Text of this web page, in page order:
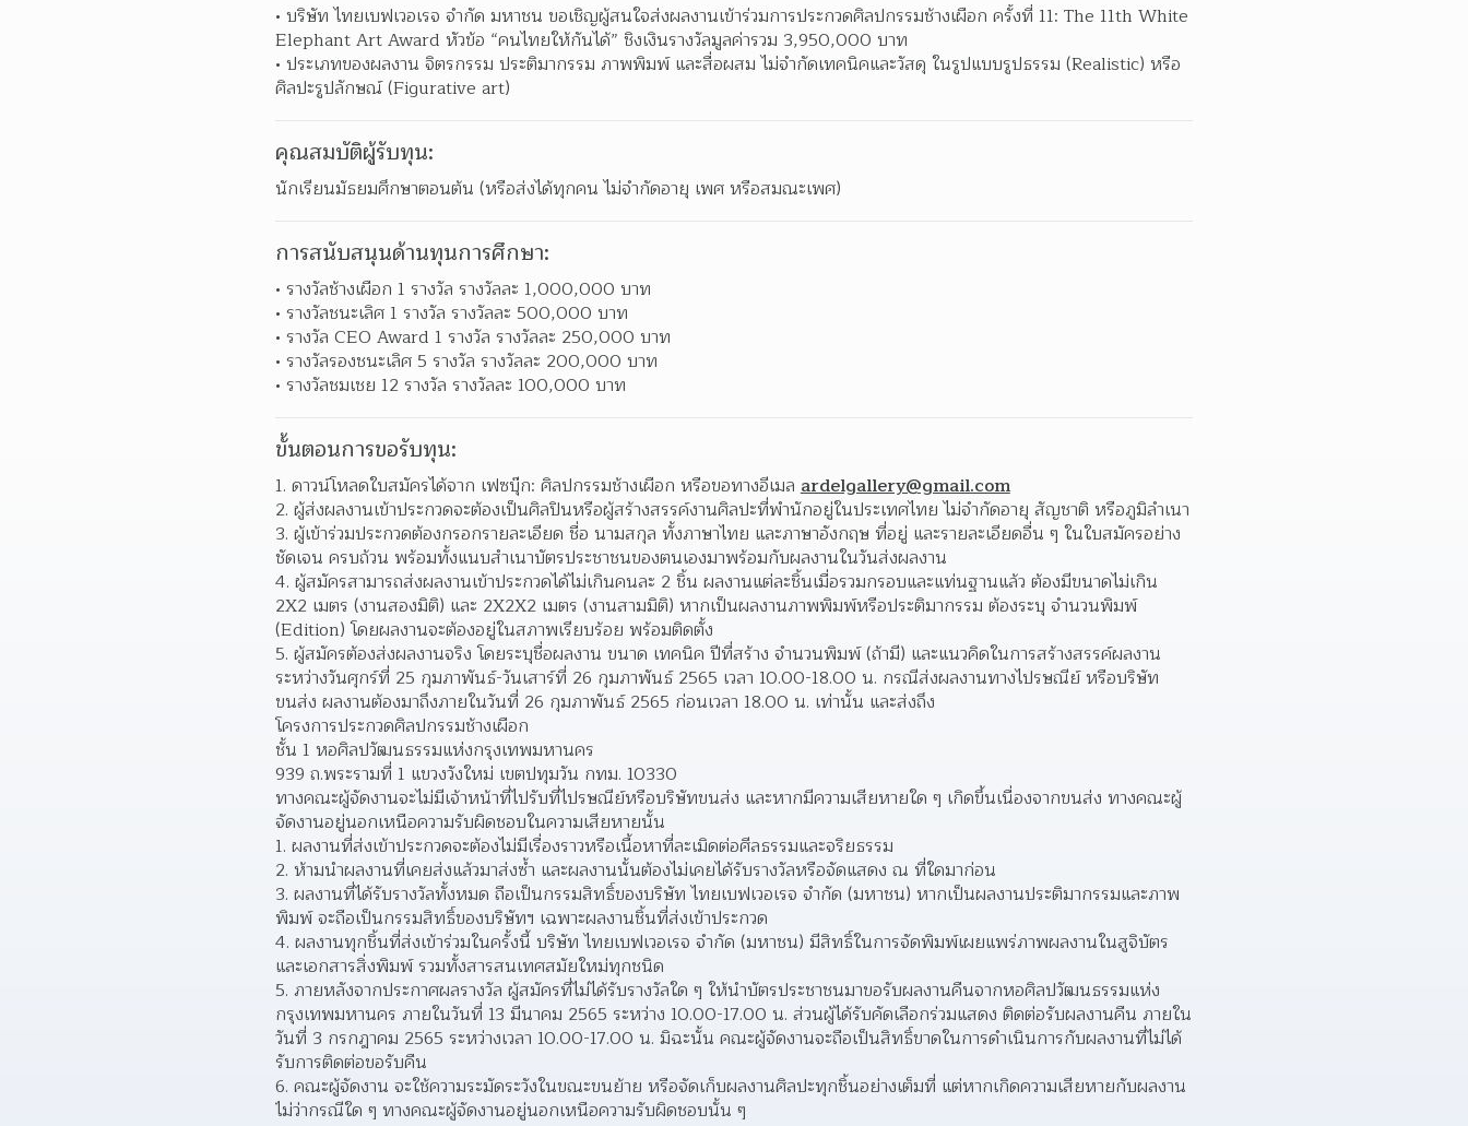
บริษัท ไทยเบฟเวอเรจ จำกัด มหาชน ขอเชิญผู้สนใจส่งผลงานเข้าร่วมการประกวดศิลปกรรมช้างเผือก ครั้งที่ 11: The 11th White
Elephant Art Award หัวข้อ “คนไทยให้กันได้” ชิงเงินรางวัลมูลค่ารวม 3,950,000 บาท
ประเภทของผลงาน จิตรกรรม ประติมากรรม ภาพพิมพ์ และสื่อผสม ไม่จำกัดเทคนิคและวัสดุ ในรูปแบบรูปธรรม (Realistic) หรือ
ศิลปะรูปลักษณ์ (Figurative art)
คุณสมบัติผู้รับทุน:
นักเรียนมัธยมศึกษาตอนต้น (หรือส่งได้ทุกคน ไม่จำกัดอายุ เพศ หรือสมณะเพศ)
การสนับสนุนด้านทุนการศึกษา:
รางวัลช้างเผือก 1 รางวัล รางวัลละ 1,000,000 บาท
รางวัลชนะเลิศ 1 รางวัล รางวัลละ 500,000 บาท
รางวัล CEO Award 1 รางวัล รางวัลละ 250,000 บาท
รางวัลรองชนะเลิศ 5 รางวัล รางวัลละ 200,000 บาท
รางวัลชมเชย 12 รางวัล รางวัลละ 100,000 บาท
ขั้นตอนการขอรับทุน:
ดาวน์โหลดใบสมัครได้จาก เฟซบุ๊ก: ศิลปกรรมช้างเผือก หรือขอทางอีเมล ardelgallery@gmail.com
ผู้เข้าร่วมประกวดต้องกรอกรายละเอียด ชื่อ นามสกุล ทั้งภาษาไทย และภาษาอังกฤษ ที่อยู่ และรายละเอียดอื่น ๆ ในใบสมัครอย่าง
ชัดเจน ครบถ้วน พร้อมทั้งแนบสำเนาบัตรประชาชนของตนเองมาพร้อมกับผลงานในวันส่งผลงาน
ผู้สมัครสามารถส่งผลงานเข้าประกวดได้ไม่เกินคนละ 2 ชิ้น ผลงานแต่ละชิ้นเมื่อรวมกรอบและแท่นฐานแล้ว ต้องมีขนาดไม่เกิน
2X2 เมตร (งานสองมิติ) และ 2X2X2 เมตร (งานสามมิติ) หากเป็นผลงานภาพพิมพ์หรือประติมากรรม ต้องระบุ จำนวนพิมพ์
(Edition) โดยผลงานจะต้องอยู่ในสภาพเรียบร้อย พร้อมติดตั้ง
ผู้สมัครต้องส่งผลงานจริง โดยระบุชื่อผลงาน ขนาด เทคนิค ปีที่สร้าง จำนวนพิมพ์ (ถ้ามี) และแนวคิดในการสร้างสรรค์ผลงาน
ระหว่างวันศุกร์ที่ 25 กุมภาพันธ์-วันเสาร์ที่ 26 กุมภาพันธ์ 2565 เวลา 10.00-18.00 น. กรณีส่งผลงานทางไปรษณีย์ หรือบริษัท
ขนส่ง ผลงานต้องมาถึงภายในวันที่ 26 กุมภาพันธ์ 2565 ก่อนเวลา 18.00 น. เท่านั้น และส่งถึง
โครงการประกวดศิลปกรรมช้างเผือก
ชั้น 1 หอศิลปวัฒนธรรมแห่งกรุงเทพมหานคร
939 ถ.พระรามที่ 1 แขวงวังใหม่ เขตปทุมวัน กทม. 10330
ทางคณะผู้จัดงานจะไม่มีเจ้าหน้าที่ไปรับที่ไปรษณีย์หรือบริษัทขนส่ง และหากมีความเสียหายใด ๆ เกิดขึ้นเนื่องจากขนส่ง ทางคณะผู้
จัดงานอยู่นอกเหนือความรับผิดชอบในความเสียหายนั้น
ผลงานที่ส่งเข้าประกวดจะต้องไม่มีเรื่องราวหรือเนื้อหาที่ละเมิดต่อศีลธรรมและจริยธรรม
ห้ามนำผลงานที่เคยส่งแล้วมาส่งซ้ำ และผลงานนั้นต้องไม่เคยได้รับรางวัลหรือจัดแสดง ณ ที่ใดมาก่อน
ผลงานที่ได้รับรางวัลทั้งหมด ถือเป็นกรรมสิทธิ์ของบริษัท ไทยเบฟเวอเรจ จำกัด (มหาชน) หากเป็นผลงานประติมากรรมและภาพ
พิมพ์ จะถือเป็นกรรมสิทธิ์ของบริษัทฯ เฉพาะผลงานชิ้นที่ส่งเข้าประกวด
ผลงานทุกชิ้นที่ส่งเข้าร่วมในครั้งนี้ บริษัท ไทยเบฟเวอเรจ จำกัด (มหาชน) มีสิทธิ์ในการจัดพิมพ์เผยแพร่ภาพผลงานในสูจิบัตร
และเอกสารสิ่งพิมพ์ รวมทั้งสารสนเทศสมัยใหม่ทุกชนิด
ภายหลังจากประกาศผลรางวัล ผู้สมัครที่ไม่ได้รับรางวัลใด ๆ ให้นำบัตรประชาชนมาขอรับผลงานคืนจากหอศิลปวัฒนธรรมแห่ง
กรุงเทพมหานคร ภายในวันที่ 13 มีนาคม 2565 ระหว่าง 10.00-17.00 น. ส่วนผู้ได้รับคัดเลือกร่วมแสดง ติดต่อรับผลงานคืน ภายใน
วันที่ 3 กรกฎาคม 2565 ระหว่างเวลา 10.00-17.00 น. มิฉะนั้น คณะผู้จัดงานจะถือเป็นสิทธิ์ขาดในการดำเนินการกับผลงานที่ไม่ได้
รับการติดต่อขอรับคืน
คณะผู้จัดงาน จะใช้ความระมัดระวังในขณะขนย้าย หรือจัดเก็บผลงานศิลปะทุกชิ้นอย่างเต็มที่ แต่หากเกิดความเสียหายกับผลงาน
ไม่ว่ากรณีใด ๆ ทางคณะผู้จัดงานอยู่นอกเหนือความรับผิดชอบนั้น ๆ